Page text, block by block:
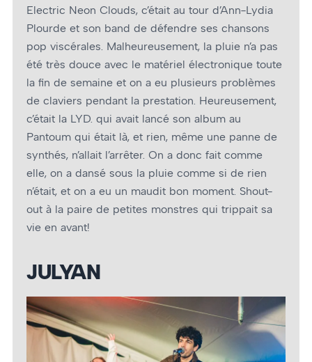
Electric Neon Clouds, c’était au tour d’Ann-Lydia
Plourde et son band de défendre ses chansons
pop viscérales. Malheureusement, la pluie n’a pas
été très douce avec le matériel électronique toute
la fin de semaine et on a eu plusieurs problèmes
de claviers pendant la prestation. Heureusement,
c’était la LYD. qui avait lancé son album au
Pantoum qui était là, et rien, même une panne de
synthés, n’allait l’arrêter. On a donc fait comme
elle, on a dansé sous la pluie comme si de rien
n’était, et on a eu un maudit bon moment. Shout-
out à la paire de petites monstres qui trippait sa
vie en avant!
JULYAN